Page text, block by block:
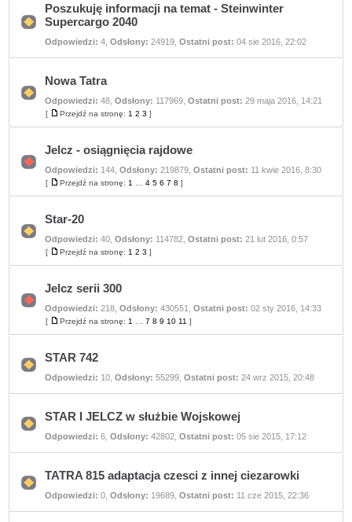
ma
postów
Poszukuję informacji na temat - Steinwinter
Supercargo 2040
Odpowiedzi: 4 ,Odsłony: 24919 ,Ostatni post: 04 sie 2016, 22:02
Nie
ma
postów
Nowa Tatra
Odpowiedzi: 48 ,Odsłony: 117969 ,Ostatni post: 29 maja 2016, 14:21
[
Przejdź
na
Przejdź na stronę: 1 2 3 ]
Nie
ma
postów
Jelcz - osiągnięcia rajdowe
Odpowiedzi: 144 ,Odsłony: 219879 ,Ostatni post: 11 kwie 2016, 8:30
[
Przejdź
na
Przejdź na stronę: 1 …4 5 6 7 8 ]
Nie
ma
postów
Star-20
Odpowiedzi: 40 ,Odsłony: 114782 ,Ostatni post: 21 lut 2016, 0:57
[
Przejdź
na
Przejdź na stronę: 1 2 3 ]
Nie
ma
postów
Jelcz serii 300
Odpowiedzi: 218 ,Odsłony: 430551 ,Ostatni post: 02 sty 2016, 14:33
[
Przejdź
na
Przejdź na stronę: 1 …7 8 9 10 11 ]
Nie
nieprzeczytanych
STAR 742
Odpowiedzi: 10 ,Odsłony: 55299 ,Ostatni post: 24 wrz 2015, 20:48
Nie
nieprzeczytanych
STAR I JELCZ w służbie Wojskowej
Odpowiedzi: 6 ,Odsłony: 42802 ,Ostatni post: 05 sie 2015, 17:12
Nie
nieprzeczytanych
TATRA 815 adaptacja czesci z innej ciezarowki
Odpowiedzi: 0 ,Odsłony: 19689 ,Ostatni post: 11 cze 2015, 22:36